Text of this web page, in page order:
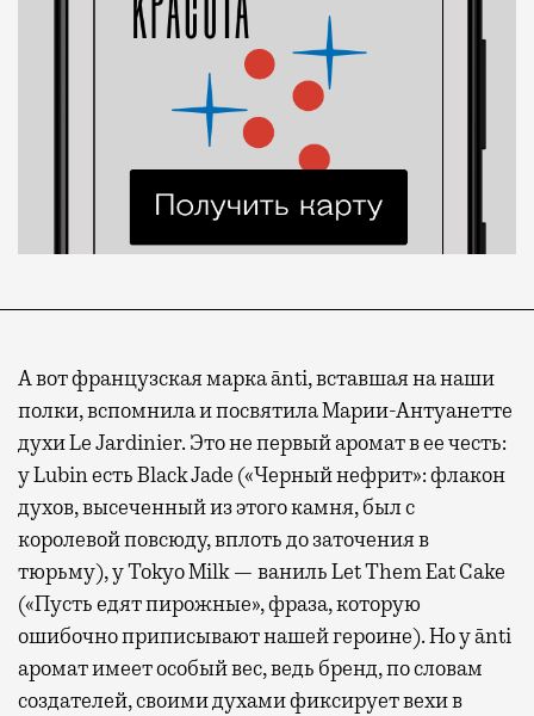
А вот французская марка ānti, вставшая на наши
полки, вспомнила и посвятила Марии-Антуанетте
духи Le Jardinier. Это не первый аромат в ее честь:
у Lubin есть Black Jade («Черный нефрит»: флакон
духов, высеченный из этого камня, был с
королевой повсюду, вплоть до заточения в
тюрьму), у Tokyo Milk — ваниль Let Them Eat Cake
(«Пусть едят пирожные», фраза, которую
ошибочно приписывают нашей героине). Но у ānti
аромат имеет особый вес, ведь бренд, по словам
создателей, своими духами фиксирует вехи в